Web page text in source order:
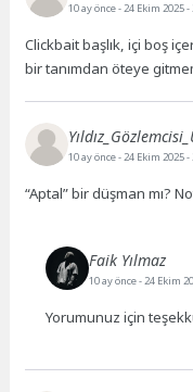
10 ay önce- 24 Ekim 2025
Clickbait başlık, içi boş
bir tanımdan öteye
10 ay önce- 24 Ekim 2025
“Aptal” bir düşman mı?
Faik Yılmaz
10 ay önce- 24 Ekim
Yorumunuz için